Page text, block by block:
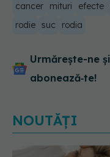
cancer mituri efecte
rodie suc rodia
Urmărește-ne
abonează‑te!
NOUTĂȚI